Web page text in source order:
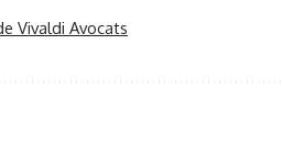
Vivaldi Avocats